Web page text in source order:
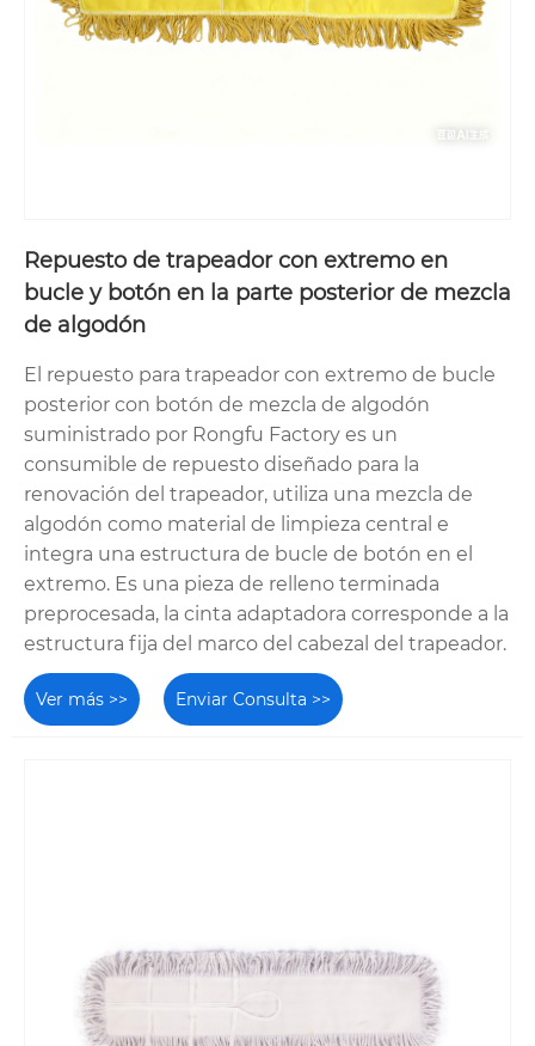
de fibra, lo que garantiza una retención
de agua y durabilidad superiores en
El cabezal
cuando está seco y mide 12 pulgadas de
ancho, lo que proporciona una
cobertura y un poder de limpieza
Construcción del mango:Fabricado con
madera dura barnizada de primera
calidad. Cuenta con un acabado liso
para mayor comodidad y una virola
reforzada para evitar que se parta o se
afloje.
Longitud del mango:Un total de 60
pulgadas (152 cm), diseñado para ser
cómodo para usuarios de estatura
promedio sin causar tensión en la
circulares para una extracción de agua
eficiente.
Repuesto de trapeador con extremo en
bucle y botón en la parte posterior de mezcla
de algodón
El repuesto para trapeador con extremo de bucle
posterior con botón de mezcla de algodón
suministrado por Rongfu Factory es un
consumible de repuesto diseñado para la
renovación del trapeador, utiliza una mezcla de
algodón como material de limpieza central e
integra una estructura de bucle de botón en el
extremo. Es una pieza de relleno terminada
preprocesada, la cinta adaptadora corresponde a la
estructura fija del marco del cabezal del trapeador.
Ver más >> Enviar Consulta >>